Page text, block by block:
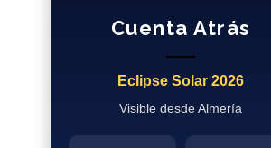
Cuenta Atrás
Eclipse Solar 2026
Visible desde Almería